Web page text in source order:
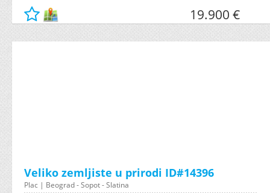
19.900 €
Veliko zemljiste u prirodi ID#14396
Plac | Beograd - Sopot - Slatina